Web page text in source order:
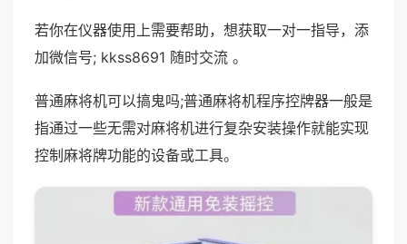
若你在仪器使用上需要帮助，想获取一对一指导，添
加微信号; kkss8691 随时交流 。
普通麻将机可以搞鬼吗;普通麻将机程序控牌器一般是
指通过一些无需对麻将机进行复杂安装操作就能实现
控制麻将牌功能的设备或工具。